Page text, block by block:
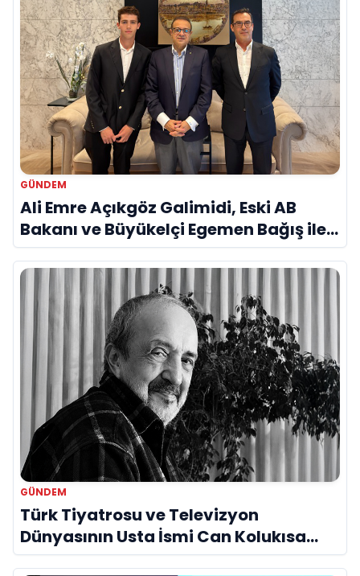
GÜNDEM
Ali Emre Açıkgöz Galimidi, Eski AB
Bakanı ve Büyükelçi Egemen Bağış ile
Bir Araya Geldi
GÜNDEM
Türk Tiyatrosu ve Televizyon
Dünyasının Usta İsmi Can Kolukısa
Hayatını Kaybetti